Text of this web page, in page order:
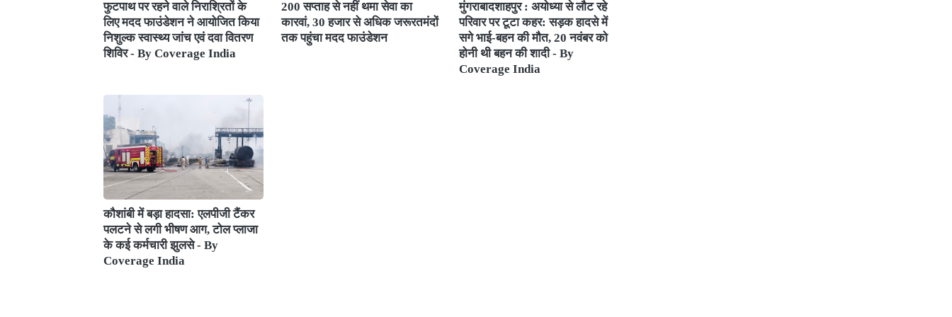
फुटपाथ पर रहने वाले निराश्रितों के
लिए मदद फाउंडेशन ने आयोजित किया
निशुल्क स्वास्थ्य जांच एवं दवा वितरण
शिविर - By Coverage India
200 सप्ताह से नहीं थमा सेवा का
कारवां, 30 हजार से अधिक जरूरतमंदों
तक पहुंचा मदद फाउंडेशन
मुंगराबादशाहपुर : अयोध्या से लौट रहे
परिवार पर टूटा कहर: सड़क हादसे में
सगे भाई-बहन की मौत, 20 नवंबर को
होनी थी बहन की शादी - By
Coverage India
कौशांबी में बड़ा हादसा: एलपीजी टैंकर
पलटने से लगी भीषण आग, टोल प्लाजा
के कई कर्मचारी झुलसे - By
Coverage India